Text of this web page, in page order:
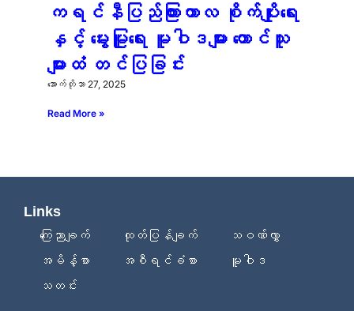
ကရင်နီပြည်ကြားကာလ စိုက်ပျိုးရေး
နှင့် မွေးမြူရေး မူဝါဒများ တောင်သူ
များထံ တင်ပြခြင်း
အောက်တိုဘာ 27, 2025
Read More »
Links
ကြေညာချက်
ထုတ်ပြန်ချက်
သဝဏ်လွှာ
အမိန့်စာ
အစီရင်ခံစာ
မူဝါဒ
သတင်း